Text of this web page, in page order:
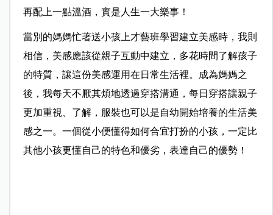
再配上一點溫酒，實是人生一大樂事！
當別的媽媽忙著送小孩上才藝班學習建立美感時，我則
相信，美感應該從親子互動中建立，多花時間了解孩子
的特質，讓這份美感運用在日常生活裡。成為媽媽之
後，我每天不厭其煩地透過穿搭溝通，每日穿搭讓親子
更加重視、了解，服裝也可以是自幼開始培養的生活美
感之一。一個從小便懂得如何合宜打扮的小孩，一定比
其他小孩更懂自己的特色和優劣，表達自己的優勢！